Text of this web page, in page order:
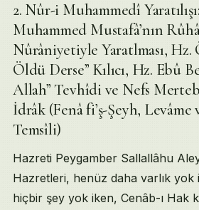
2. Nûr-i Muhammedî
Muhammed Mustafâ’nın
Nûrâniyetiyle Yaratlması, Hz.
Öldü Derse” Kılıcı, Hz. Ebû
Allah” Tevhîdi ve Nefs
İdrâk (Fenâ fi’ş-Şeyh, Levâme
Temsîli)
Hazreti Peygamber Sallallâhu
Hazretleri, henüz daha varlık yok
hiçbir şey yok iken, Cenâb-ı Hak